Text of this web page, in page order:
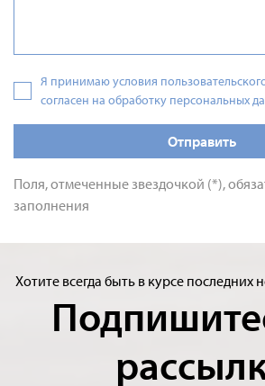
Я принимаю условия
согласен на обработку персональных
Отправить
Поля, отмеченные звездочкой (*),
заполнения
Хотите всегда быть в курсе последних